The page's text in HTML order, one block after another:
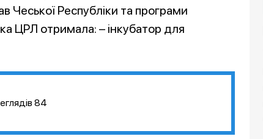
Чеської Республіки та програми
ЦРЛ отримала: – інкубатор для
84